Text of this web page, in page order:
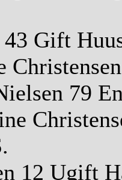
Gift
79
12 Ugift